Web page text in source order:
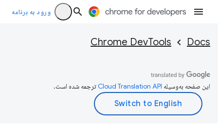
ورود به برنامه
Docs
Chrome DevTools
این صفحه به‌وسیله ترجمه شده است.